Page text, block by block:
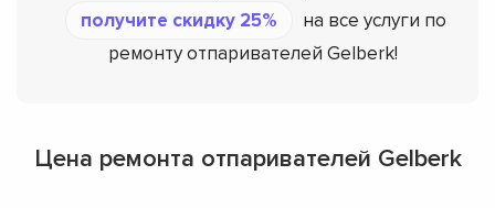
получите скидку 25%
на все услуги по
ремонту отпаривателей Gelberk!
Цена ремонта отпаривателей Gelberk